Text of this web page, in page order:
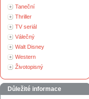
Taneční
Thriller
TV seriál
Válečný
Walt Disney
Western
Životopisný
Důležité informace